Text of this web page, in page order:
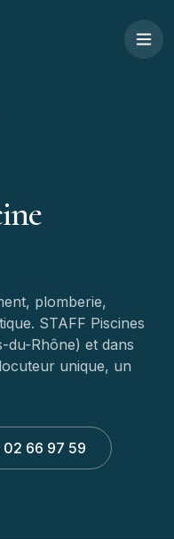
plomberie,
STAFF Piscines
du-Rhône) et dans
unique, un
02 66 97 59